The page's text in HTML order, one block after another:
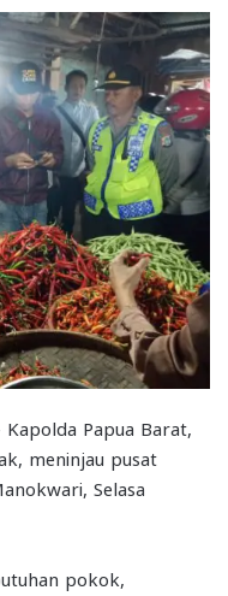
Kapolda Papua Barat,
meninjau pusat
Selasa
pokok,